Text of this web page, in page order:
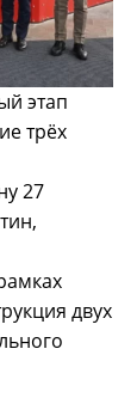
этап
трёх
27
двух